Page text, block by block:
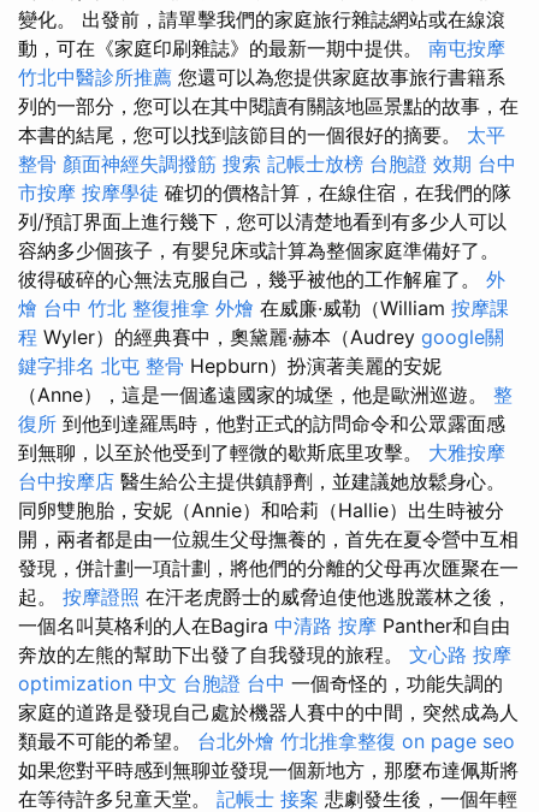
變化。 出發前，請單擊我們的家庭旅行雜誌網站或在線滾
動，可在《家庭印刷雜誌》的最新一期中提供。 南屯按摩
竹北中醫診所推薦 您還可以為您提供家庭故事旅行書籍系
列的一部分，您可以在其中閱讀有關該地區景點的故事，在
本書的結尾，您可以找到該節目的一個很好的摘要。 太平
整骨 顏面神經失調撥筋 搜索 記帳士放榜 台胞證 效期 台中
市按摩 按摩學徒 確切的價格計算，在線住宿，在我們的隊
列/預訂界面上進行幾下，您可以清楚地看到有多少人可以
容納多少個孩子，有嬰兒床或計算為整個家庭準備好了。
彼得破碎的心無法克服自己，幾乎被他的工作解雇了。 外
燴 台中 竹北 整復推拿 外燴 在威廉·威勒（William 按摩課
程 Wyler）的經典賽中，奧黛麗·赫本（Audrey google關
鍵字排名 北屯 整骨 Hepburn）扮演著美麗的安妮
（Anne），這是一個遙遠國家的城堡，他是歐洲巡遊。 整
復所 到他到達羅馬時，他對正式的訪問命令和公眾露面感
到無聊，以至於他受到了輕微的歇斯底里攻擊。 大雅按摩
台中按摩店 醫生給公主提供鎮靜劑，並建議她放鬆身心。
同卵雙胞胎，安妮（Annie）和哈莉（Hallie）出生時被分
開，兩者都是由一位親生父母撫養的，首先在夏令營中互相
發現，併計劃一項計劃，將他們的分離的父母再次匯聚在一
起。 按摩證照 在汗老虎爵士的威脅迫使他逃脫叢林之後，
一個名叫莫格利的人在Bagira 中清路 按摩 Panther和自由
奔放的左熊的幫助下出發了自我發現的旅程。 文心路 按摩
optimization 中文 台胞證 台中 一個奇怪的，功能失調的
家庭的道路是發現自己處於機器人賽中的中間，突然成為人
類最不可能的希望。 台北外燴 竹北推拿整復 on page seo
如果您對平時感到無聊並發現一個新地方，那麼布達佩斯將
在等待許多兒童天堂。 記帳士 接案 悲劇發生後，一個年輕